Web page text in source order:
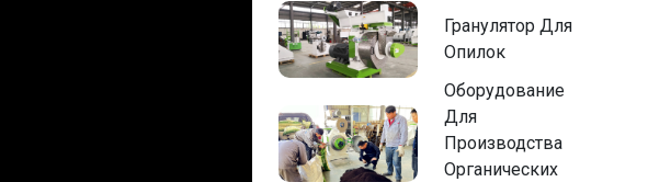
Гранулятор Для
Опилок
Оборудование
Для
Производства
Органических